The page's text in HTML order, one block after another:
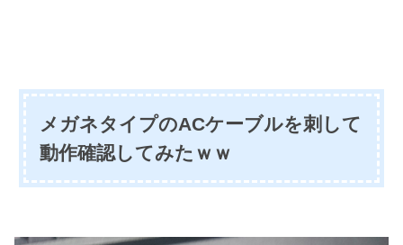
メガネタイプのACケーブルを刺して
動作確認してみたｗｗ